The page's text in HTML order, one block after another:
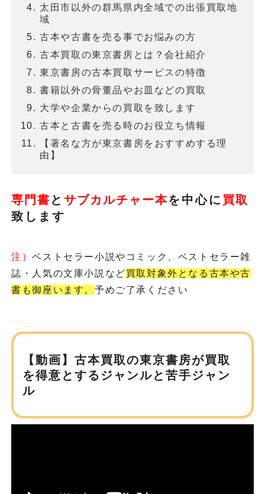
太田市以外の群馬県内全域での出張買取地
域
古本や古書を売る事でお悩みの方
古本買取の東京書房とは？会社紹介
東京書房の古本買取サービスの特徴
書籍以外の骨董品やお皿などの買取
大学や企業からの買取を致します
古本と古書を売る時のお役立ち情報
【著名な方が東京書房をおすすめする理
由】
専門書 とサブカルチャー本を 中心に 買取
致します
注）ベストセラー小説やコミック、ベストセラー雑
誌・人気の文庫小説など買取対象外となる古本や古
書も御座います。 予めご了承ください
【動画】古本買取の東京書房が買取
を得意とするジャンルと苦手ジャン
ル